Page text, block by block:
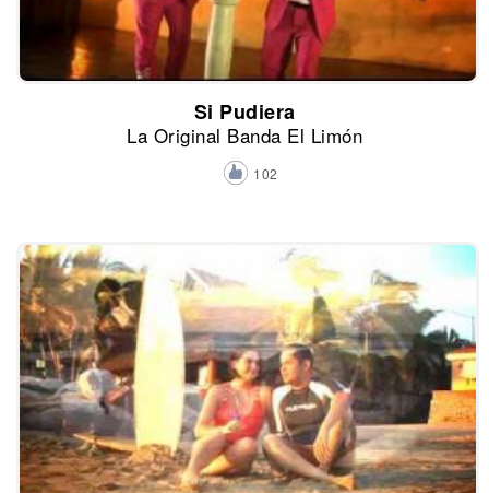
Si Pudiera
La Original Banda El Limón
102